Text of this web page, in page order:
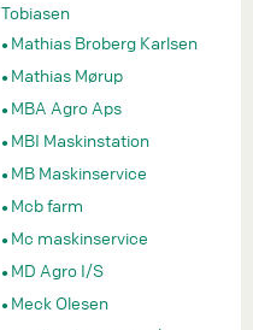
Tobiasen
Mathias Broberg Karlsen
Mathias Mørup
MBA Agro Aps
MBI Maskinstation
MB Maskinservice
Mcb farm
Mc maskinservice
MD Agro I/S
Meck Olesen